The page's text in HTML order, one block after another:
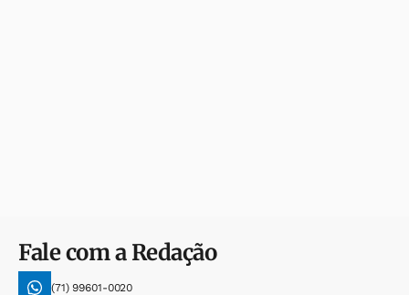
Fale com a Redação
(71) 99601-0020